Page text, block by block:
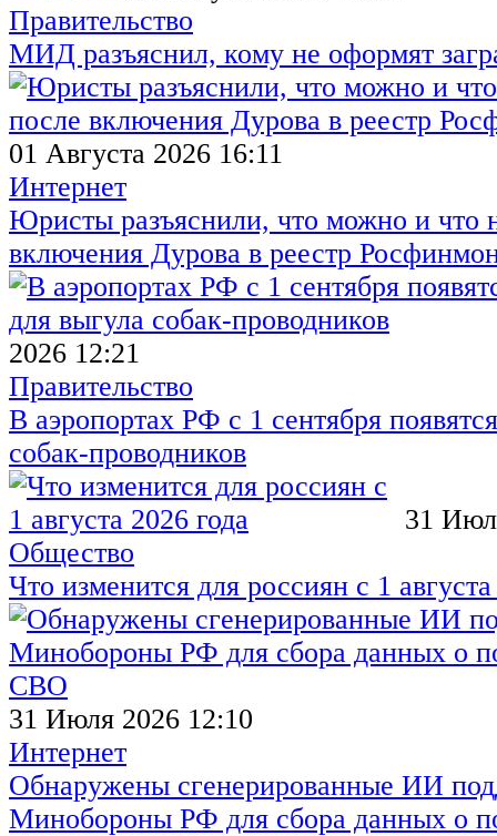
Правительство
МИД разъяснил, кому не оформят
01 Августа 2026 16:11
Интернет
Юристы разъяснили, что можно и что
включения Дурова в реестр
2026 12:21
Правительство
В аэропортах РФ с 1 сентября
собак-проводников
31
Общество
Что изменится для россиян с 1
31 Июля 2026 12:10
Интернет
Обнаружены сгенерированные ИИ
Минобороны РФ для сбора данных о